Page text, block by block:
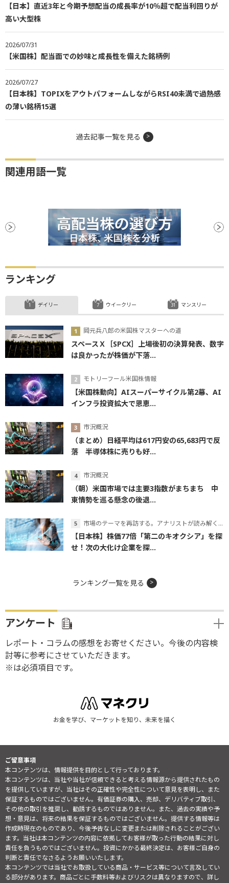
【日本】直近3年と今期予想配当の成長率が10％超で配当利回りが
高い大型株
2026/07/31
【米国株】配当面での妙味と成長性を備えた銘柄例
2026/07/27
【日本株】TOPIXをアウトパフォームしながらRSI40未満で過熱感
の薄い銘柄15選
過去記事一覧を見る
関連用語一覧
ランキング
デイリー
岡元兵八郎の米国株マスターへの道
スペースＸ［SPCX］上場後初の決算発表、数字
は良かったが株価が下落...
モトリーフール米国株情報
【米国株動向】AIスーパーサイクル第2幕、AI
インフラ投資拡大で恩恵...
市況概況
（まとめ）日経平均は617円安の65,683円で反
落 半導体株に売りも好...
市況概況
（朝）米国市場では主要3指数がまちまち 中
東情勢を巡る懸念の後退...
市場のテーマを再訪する。アナリストが読み解くテーマの本質
【日本株】株価77倍「第二のキオクシア」を探
せ！次の大化け企業を探...
ウイークリー マンスリー
ランキング一覧を見る
アンケート
レポート・コラムの感想をお寄せください。今後の内容検
討等に参考にさせていただきます。
※は必須項目です。
お金を学び、マーケットを知り、未来を描く
ご留意事項
本コンテンツは、情報提供を目的として行っております。
本コンテンツは、当社や当社が信頼できると考える情報源から提供されたもの
を提供していますが、当社はその正確性や完全性について意見を表明し、また
保証するものではございません。有価証券の購入、売却、デリバティブ取引、
その他の取引を推奨し、勧誘するものではありません。また、過去の実績や予
想・意見は、将来の結果を保証するものではございません。提供する情報等は
作成時現在のものであり、今後予告なしに変更または削除されることがござい
ます。当社は本コンテンツの内容に依拠してお客様が取った行動の結果に対し
責任を負うものではございません。投資にかかる最終決定は、お客様ご自身の
判断と責任でなさるようお願いいたします。
本コンテンツでは当社でお取扱している商品・サービス等について言及してい
る部分があります。商品ごとに手数料等およびリスクは異なりますので、詳し